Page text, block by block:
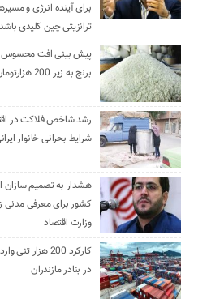
برای آینده انرژی و
ترانزیتی چین کلیدی باشد
پیش بینی افت
برنج به زیر 200 هزارتومان
رشد شاخص فلاکت در
شرایط بحرانی خانوار
هشدار به تصمیم سازان
کشور برای معرفی مدنی
وزارت اقتصاد
کارکرد 200 هزار تنی
در بنادر مازندران